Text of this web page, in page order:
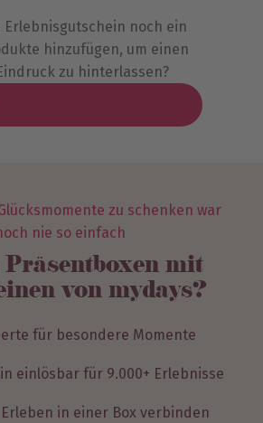
noch ein
hinzufügen, um einen
zu hinterlassen?
zu schenken war
nie so einfach
mit
von mydays?
für besondere Momente
einlösbar für 9.000+ Erlebnisse
in einer Box verbinden